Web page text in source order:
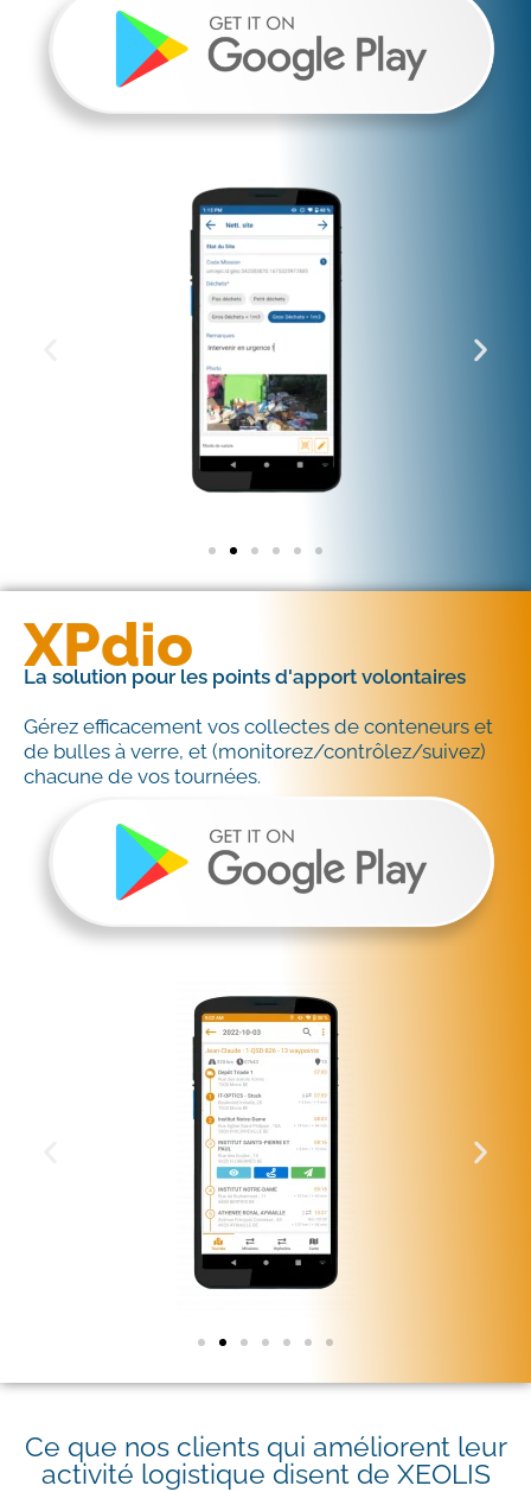
XPdio
La solution pour les points d'apport volontaires
Gérez efficacement vos collectes de conteneurs et
de bulles à verre, et (monitorez/contrôlez/suivez)
chacune de vos tournées.
Ce que nos clients qui améliorent leur
activité logistique disent de XEOLIS